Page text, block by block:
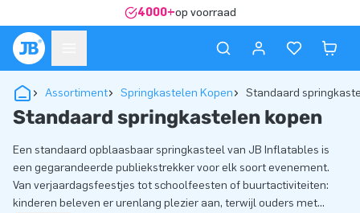
4000+op voorraad
Assortiment Springkastelen Kopen Standaard
Standaard springkastelen kopen
Een standaard opblaasbaar springkasteel van JB Inflatables is
een gegarandeerde publiekstrekker voor elk soort evenement.
Van verjaardagsfeestjes tot schoolfeesten of buurtactiviteiten:
kinderen beleven er urenlang plezier aan, terwijl ouders met...